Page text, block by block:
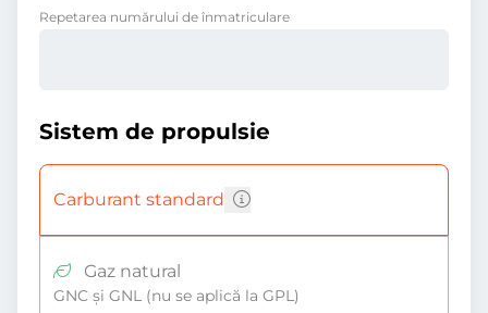
Repetarea numărului de înmatriculare
Sistem de propulsie
Carburant standard
Gaz natural
GNC și GNL (nu se aplică la GPL)